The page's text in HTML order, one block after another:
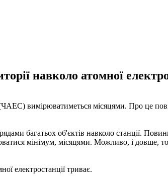
навколо атомної
вимірюватиметься місяцями. Про це
багатьох об'єктів навколо станції.
мінімум, місяцями. Можливо, і довше,
електростанції триває.